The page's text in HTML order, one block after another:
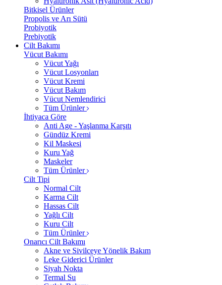
Bitkisel Ürünler
Propolis ve Arı Sütü
Probiyotik
Prebiyotik
Cilt Bakımı
Vücut Bakımı
Vücut Yağı
Vücut Losyonları
Vücut Kremi
Vücut Bakım
Vücut Nemlendirici
Tüm Ürünler
İhtiyaca Göre
Anti Age - Yaşlanma Karşıtı
Gündüz Kremi
Kil Maskesi
Kuru Yağ
Maskeler
Tüm Ürünler
Cilt Tipi
Normal Cilt
Karma Cilt
Hassas Cilt
Yağlı Cilt
Kuru Cilt
Tüm Ürünler
Onarıcı Cilt Bakımı
Akne ve Sivilceye Yönelik Bakım
Leke Giderici Ürünler
Siyah Nokta
Termal Su